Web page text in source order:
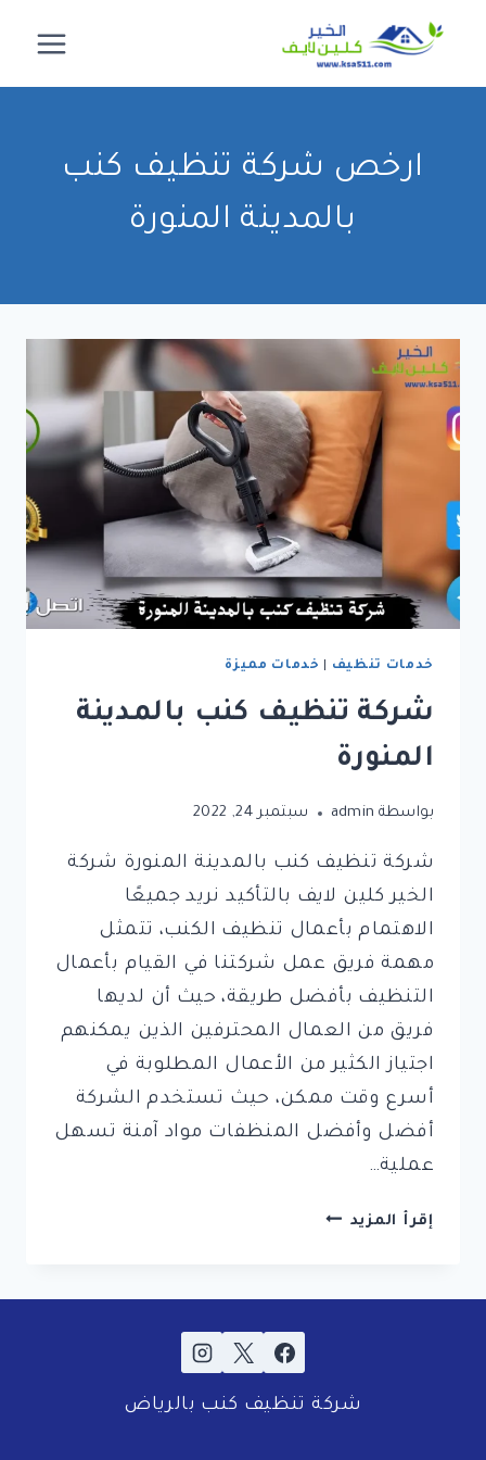
المحتوى
ارخص شركة تنظيف كنب
بالمدينة المنورة
خدمات تنظيف خدمات مميزة
شركة تنظيف كنب بالمدينة
المنورة
بواسطة admin سبتمبر 24, 2022
شركة تنظيف كنب بالمدينة المنورة شركة
الخير كلين لايف بالتأكيد نريد جميعًا
الاهتمام بأعمال تنظيف الكنب، تتمثل
مهمة فريق عمل شركتنا في القيام بأعمال
التنظيف بأفضل طريقة، حيث أن لديها
فريق من العمال المحترفين الذين يمكنهم
اجتياز الكثير من الأعمال المطلوبة في
أسرع وقت ممكن، حيث تستخدم الشركة
أفضل وأفضل المنظفات مواد آمنة تسهل
عملية…
إقرأ المزيد شركة
بالمدينة
شركة تنظيف كنب بالرياض